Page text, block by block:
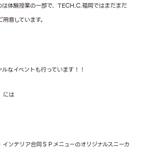
は体験授業の一部で、TECH.C.福岡ではまだまだ
意しています。
なイベントも行っています！！
には
インテリア合同ＳＰメニューのオリジナルスニーカ